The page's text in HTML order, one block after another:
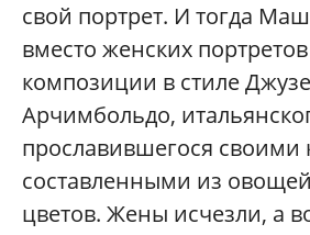
свой портрет. И тогда
вместо женских
композиции в стиле
Арчимбольдо,
прославившегося своими
составленными из
цветов. Жены исчезли, а